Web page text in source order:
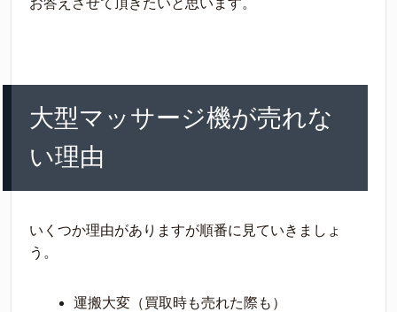
お答えさせて頂きたいと思います。
大型マッサージ機が売れな
い理由
いくつか理由がありますが順番に見ていきましょ
う。
運搬大変（買取時も売れた際も）